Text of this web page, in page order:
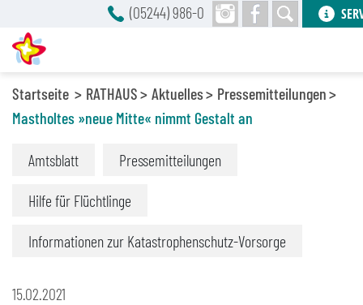
Startseite RATHAUS Aktuelles
Pressemitteilungen
Mastholtes »neue Mitte« nimmt Gestalt an
Amtsblatt Pressemitteilungen
Hilfe für Flüchtlinge
Informationen zur Katastrophenschutz-Vorsorge
15.02.2021
(05244) 986-0